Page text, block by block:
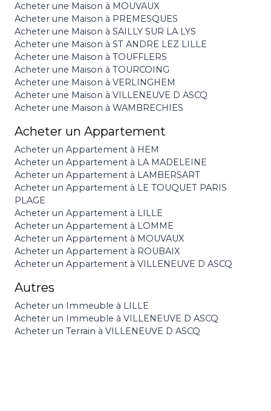
Acheter une Maison à MOUVAUX
Acheter une Maison à PREMESQUES
Acheter une Maison à SAILLY SUR LA LYS
Acheter une Maison à ST ANDRE LEZ LILLE
Acheter une Maison à TOUFFLERS
Acheter une Maison à TOURCOING
Acheter une Maison à VERLINGHEM
Acheter une Maison à VILLENEUVE D ASCQ
Acheter une Maison à WAMBRECHIES
Acheter un Appartement
Acheter un Appartement à HEM
Acheter un Appartement à LA MADELEINE
Acheter un Appartement à LAMBERSART
Acheter un Appartement à LE TOUQUET PARIS
PLAGE
Acheter un Appartement à LILLE
Acheter un Appartement à LOMME
Acheter un Appartement à MOUVAUX
Acheter un Appartement à ROUBAIX
Acheter un Appartement à VILLENEUVE D ASCQ
Autres
Acheter un Immeuble à LILLE
Acheter un Immeuble à VILLENEUVE D ASCQ
Acheter un Terrain à VILLENEUVE D ASCQ